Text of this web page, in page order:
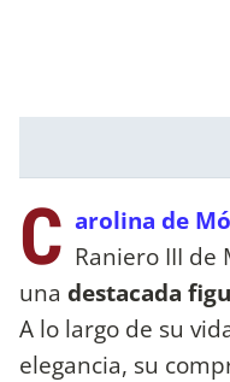
C arolina de
Raniero III de
una destacada
A lo largo de su
elegancia, su